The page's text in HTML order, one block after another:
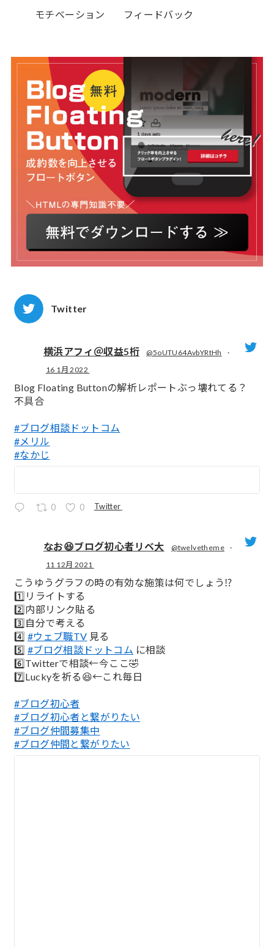
モチベーション フィードバック
Twitter
横浜アフィ＠収益5桁 @5oUTU64AvbYRtHh
·
16 1月 2022
Blog Floating Buttonの解析レポートぶっ壊れてる？
不具合
#ブログ相談ドットコム
#メリル
#なかじ
0 0 Twitter
なお😆ブログ初心者リベ大 @twelvetheme
·
11 12月 2021
こうゆうグラフの時の有効な施策は何でしょう⁉️
1️⃣リライトする
2️⃣内部リンク貼る
3️⃣自分で考える
4️⃣ #ウェブ職TV 見る
5️⃣ #ブログ相談ドットコム に相談
6️⃣Twitterで相談←今ここ🤣
7️⃣Luckyを祈る😆←これ毎日
#ブログ初心者
#ブログ初心者と繋がりたい
#ブログ仲間募集中
#ブログ仲間と繋がりたい